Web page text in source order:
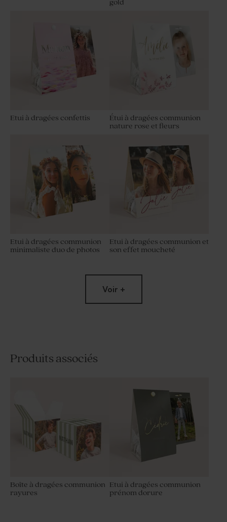
gold
Etui à dragées confettis
Étui à dragées communion
nature rose et fleurs
Etui à dragées communion
minimaliste duo de photos
Etui à dragées communion et
son effet moucheté
Voir +
Produits associés
Boîte à dragées communion
rayures
Etui à dragées communion
prénom dorure